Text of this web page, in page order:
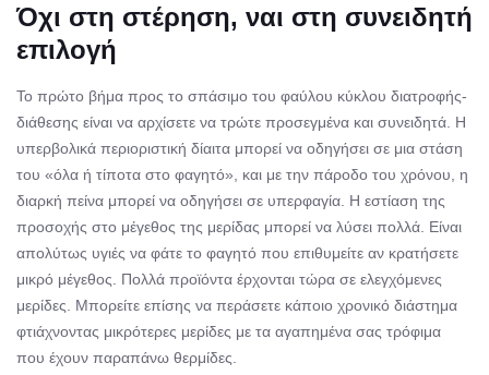
Όχι στη στέρηση, ναι στη συνειδητή
επιλογή
Το πρώτο βήμα προς το σπάσιμο του φαύλου κύκλου διατροφής-
διάθεσης είναι να αρχίσετε να τρώτε προσεγμένα και συνειδητά. Η
υπερβολικά περιοριστική δίαιτα μπορεί να οδηγήσει σε μια στάση
του «όλα ή τίποτα στο φαγητό», και με την πάροδο του χρόνου, η
διαρκή πείνα μπορεί να οδηγήσει σε υπερφαγία. Η εστίαση της
προσοχής στο μέγεθος της μερίδας μπορεί να λύσει πολλά. Είναι
απολύτως υγιές να φάτε το φαγητό που επιθυμείτε αν κρατήσετε
μικρό μέγεθος. Πολλά προϊόντα έρχονται τώρα σε ελεγχόμενες
μερίδες. Μπορείτε επίσης να περάσετε κάποιο χρονικό διάστημα
φτιάχνοντας μικρότερες μερίδες με τα αγαπημένα σας τρόφιμα
που έχουν παραπάνω θερμίδες.